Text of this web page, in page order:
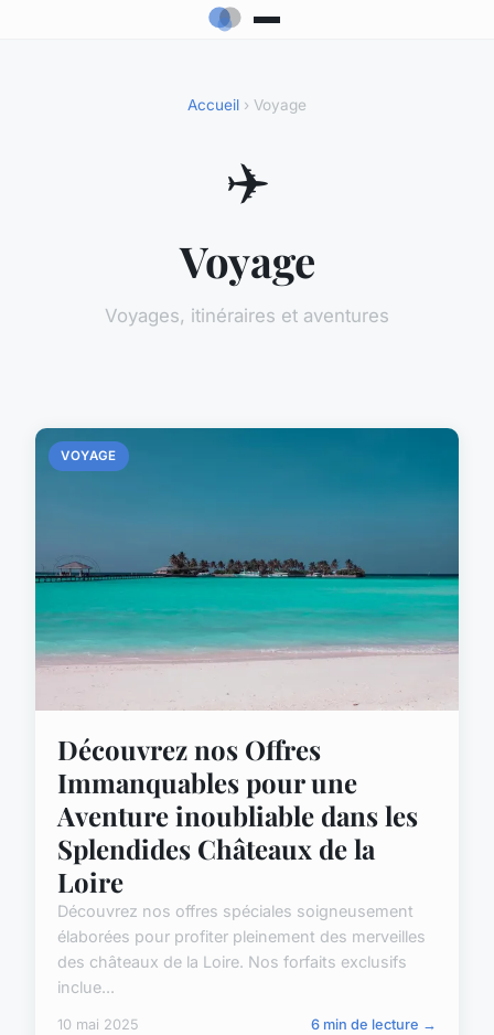
Accueil › Voyage
✈️
Voyage
Voyages, itinéraires et aventures
VOYAGE
Découvrez nos Offres
Immanquables pour une
Aventure inoubliable dans les
Splendides Châteaux de la
Loire
Découvrez nos offres spéciales soigneusement
élaborées pour profiter pleinement des merveilles
des châteaux de la Loire. Nos forfaits exclusifs
inclue...
10 mai 2025 6 min de lecture →